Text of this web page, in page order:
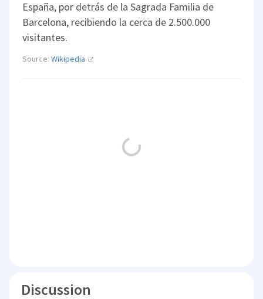
España, por detrás de la Sagrada Familia de
Barcelona, recibiendo la cerca de 2.500.000
visitantes.
Source:Wikipedia
Discussion